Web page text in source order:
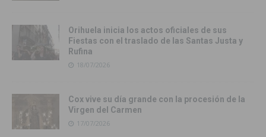
Orihuela inicia los actos oficiales de sus
Fiestas con el traslado de las Santas Justa y
Rufina
18/07/2026
Cox vive su día grande con la procesión de la
Virgen del Carmen
17/07/2026